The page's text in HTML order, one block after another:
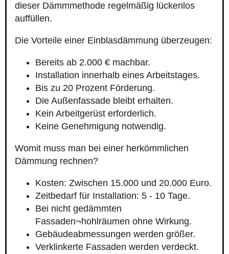
dieser Dämmmethode regelmäßig lückenlos
auffüllen.
Die Vorteile einer Einblasdämmung überzeugen:
Bereits ab 2.000 € machbar.
Installation innerhalb eines Arbeitstages.
Bis zu 20 Prozent Förderung.
Die Außenfassade bleibt erhalten.
Kein Arbeitgerüst erforderlich.
Keine Genehmigung notwendig.
Womit muss man bei einer herkömmlichen
Dämmung rechnen?
Kosten: Zwischen 15.000 und 20.000 Euro.
Zeitbedarf für Installation: 5 - 10 Tage.
Bei nicht gedämmten
Fassaden¬hohlräumen ohne Wirkung.
Gebäudeabmessungen werden größer.
Verklinkerte Fassaden werden verdeckt.